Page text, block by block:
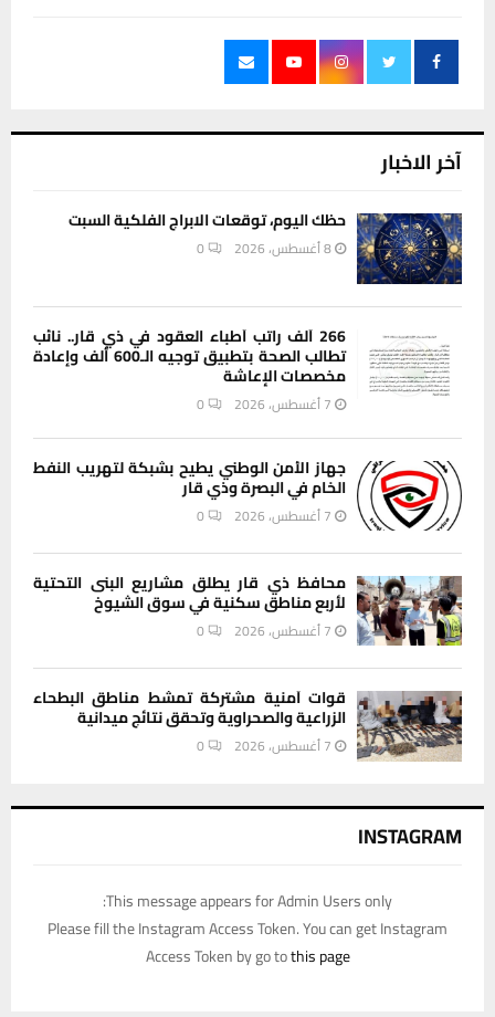
آخر الاخبار
حظك اليوم، توقعات الابراج الفلكية السبت
8 أغسطس، 2026 0
266 ألف راتب أطباء العقود في ذي قار.. نائب
تطالب الصحة بتطبيق توجيه الـ600 ألف وإعادة
مخصصات الإعاشة
7 أغسطس، 2026 0
جهاز الأمن الوطني يطيح بشبكة لتهريب النفط
الخام في البصرة وذي قار
7 أغسطس، 2026 0
محافظ ذي قار يطلق مشاريع البنى التحتية
لأربع مناطق سكنية في سوق الشيوخ
7 أغسطس، 2026 0
قوات أمنية مشتركة تمشط مناطق البطحاء
الزراعية والصحراوية وتحقق نتائج ميدانية
7 أغسطس، 2026 0
INSTAGRAM
This message appears for Admin Users only:
Please fill the Instagram Access Token. You can get Instagram
Access Token by go tothis page